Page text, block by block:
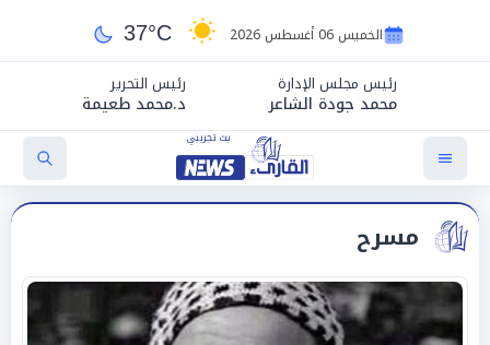
الخميس 06 أغسطس 2026 37°C
رئيس مجلس الإدارة
محمد جودة الشاعر
رئيس التحرير
د.محمد طعيمة
مسرح